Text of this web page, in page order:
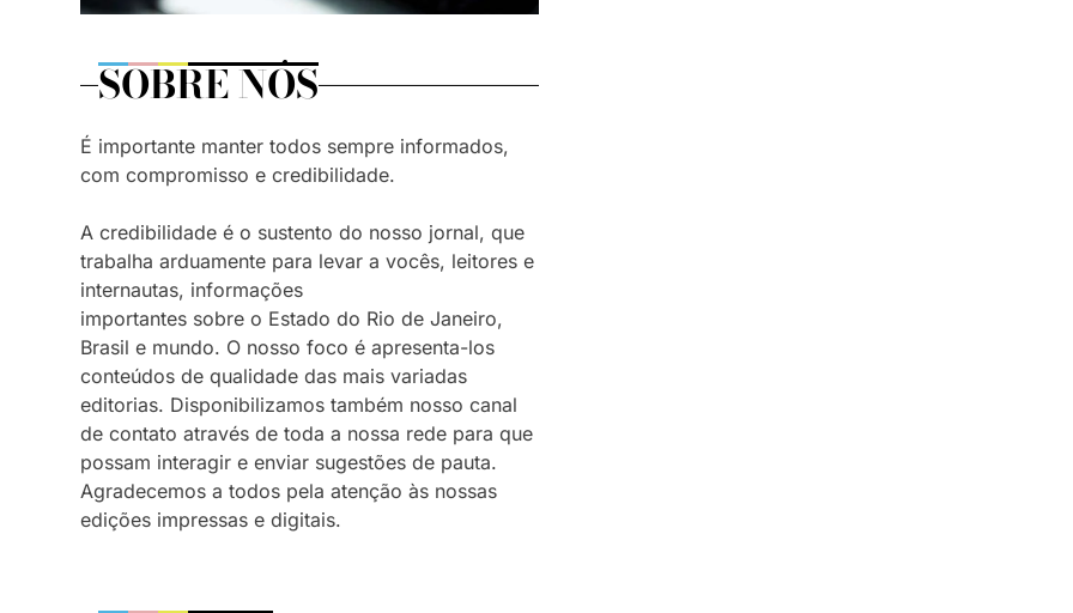
SOBRE NÓS
É importante manter todos sempre informados,
com compromisso e credibilidade.
A credibilidade é o sustento do nosso jornal, que
trabalha arduamente para levar a vocês, leitores e
internautas, informações
importantes sobre o Estado do Rio de Janeiro,
Brasil e mundo. O nosso foco é apresenta-los
conteúdos de qualidade das mais variadas
editorias. Disponibilizamos também nosso canal
de contato através de toda a nossa rede para que
possam interagir e enviar sugestões de pauta.
Agradecemos a todos pela atenção às nossas
edições impressas e digitais.